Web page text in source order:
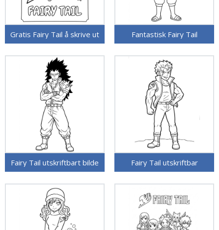
Gratis Fairy Tail å skrive ut Fantastisk Fairy Tail
Fairy Tail utskriftbart bilde Fairy Tail utskriftbar